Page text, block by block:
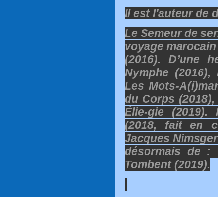
Il est l'auteur de
Le Semeur de
voyage
(2016). D’une
Nymphe
Les Mots-
du Corps
Élie-gie
(2018, fait en
Jacques
désormais de :
Tombent (2019).